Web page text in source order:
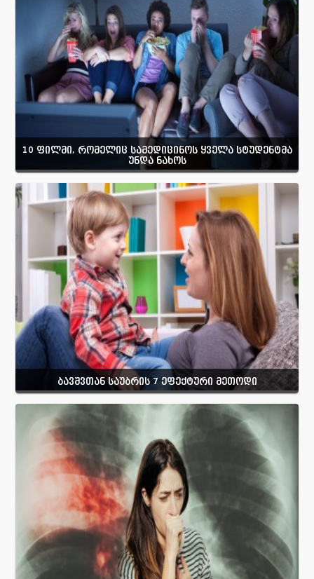
10 ფილმი, რომელიც სამედიცინოს ყველა სტუდენტმა
უნდა ნახოს
ბავშვთან საუბრის 7 ეფექტური მეთოდი